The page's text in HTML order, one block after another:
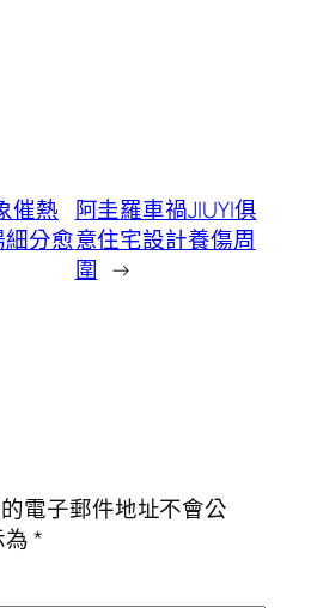
催熱
分愈
阿圭羅車禍JIUYI俱
意住宅設計養傷周
圍 →
電子郵件地址不會公
*